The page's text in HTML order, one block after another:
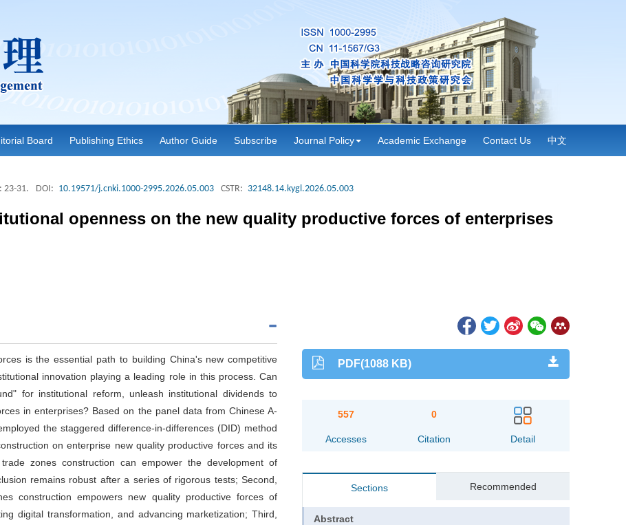
Board Publishing Ethics Author Guide Subscribe Journal Policy Academic Exchange Contact Us 中文
: 23-31. DOI: 10.19571/j.cnki.1000-2995.2026.05.003 CSTR: 32148.14.kygl.2026.05.003
openness on the new quality productive forces of enterprises
is the essential path to building China's new competitive
innovation playing a leading role in this process. Can
for institutional reform, unleash institutional dividends to
in enterprises? Based on the panel data from Chinese A-
the staggered difference-in-differences (DID) method
on enterprise new quality productive forces and its
zones construction can empower the development of
remains robust after a series of rigorous tests; Second,
construction empowers new quality productive forces of
digital transformation, and advancing marketization; Third,
PDF(1088 KB)
557
Accesses
0
Citation Detail
Sections Recommended
Abstract